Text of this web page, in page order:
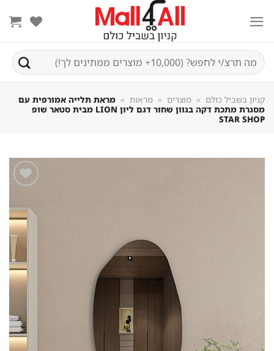
חיפוש
עבור:
קניון בשביל כולם » מוצרים » מראות » מראת תלייה אמורפית עם
מסגרת מתכת דקה בגוון שחור דגם ליון LION מבית סטאר שופ
STAR SHOP
מוצר
במועדפים